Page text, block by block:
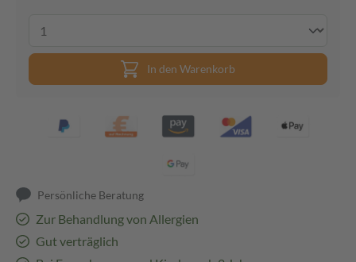
In den Warenkorb
Persönliche Beratung
Zur Behandlung von Allergien
Gut verträglich